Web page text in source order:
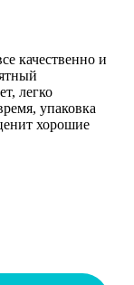
качественно и
легко
упаковка
хорошие